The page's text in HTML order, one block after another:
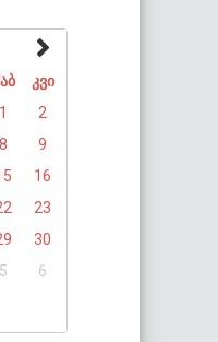
კვი
1
2
8
9
16
23
30
5 6